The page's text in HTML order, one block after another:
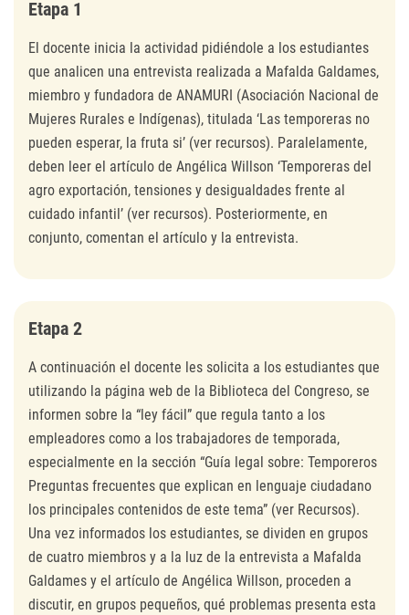
Etapa 1
El docente inicia la actividad pidiéndole a los estudiantes
que analicen una entrevista realizada a Mafalda Galdames,
miembro y fundadora de ANAMURI (Asociación Nacional de
Mujeres Rurales e Indígenas), titulada ‘Las temporeras no
pueden esperar, la fruta si’ (ver recursos). Paralelamente,
deben leer el artículo de Angélica Willson ‘Temporeras del
agro exportación, tensiones y desigualdades frente al
cuidado infantil’ (ver recursos). Posteriormente, en
conjunto, comentan el artículo y la entrevista.
Etapa 2
A continuación el docente les solicita a los estudiantes que
utilizando la página web de la Biblioteca del Congreso, se
informen sobre la “ley fácil” que regula tanto a los
empleadores como a los trabajadores de temporada,
especialmente en la sección “Guía legal sobre: Temporeros
Preguntas frecuentes que explican en lenguaje ciudadano
los principales contenidos de este tema” (ver Recursos).
Una vez informados los estudiantes, se dividen en grupos
de cuatro miembros y a la luz de la entrevista a Mafalda
Galdames y el artículo de Angélica Willson, proceden a
discutir, en grupos pequeños, qué problemas presenta esta